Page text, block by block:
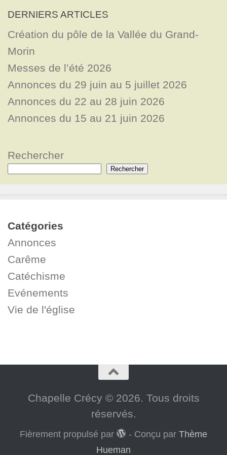
DERNIERS ARTICLES
Création du pôle de la Vallée du Grand-
Morin
Messes de l’été 2026
Annonces du 29 juin au 5 juillet 2026
Annonces du 22 au 28 juin 2026
Annonces du 15 au 21 juin 2026
Rechercher
Rechercher
Catégories
Annonces
Carême
Catéchisme
Evénements
Vie de l'église
Chapelle Crécy © 2026. Tous droits
réservés.
Fièrement propulsé par - Conçu par Thème
Hueman